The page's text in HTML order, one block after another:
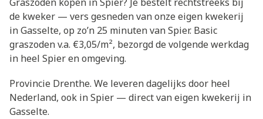
de kweker — vers gesneden van onze eigen kwekerij
in Gasselte, op zo’n 25 minuten van Spier. Basic
graszoden v.a. €3,05/m², bezorgd de volgende werkdag
in heel Spier en omgeving.
Provincie Drenthe. We leveren dagelijks door heel
Nederland, ook in Spier — direct van eigen kwekerij in
Gasselte.